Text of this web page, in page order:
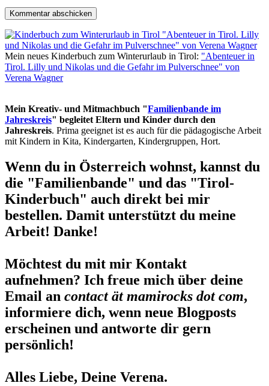
Mein neues Kinderbuch zum Winterurlaub in Tirol: "Abenteuer in
Tirol. Lilly und Nikolas und die Gefahr im Pulverschnee" von
Verena Wagner
Mein Kreativ- und Mitmachbuch "Familienbande im
Jahreskreis" begleitet Eltern und Kinder durch den
Jahreskreis. Prima geeignet ist es auch für die pädagogische Arbeit
mit Kindern in Kita, Kindergarten, Kindergruppen, Hort.
Wenn du in Österreich wohnst, kannst du
die "Familienbande" und das "Tirol-
Kinderbuch" auch direkt bei mir
bestellen. Damit unterstützt du meine
Arbeit! Danke!
Möchtest du mit mir Kontakt
aufnehmen? Ich freue mich über deine
Email an contact ät mamirocks dot com,
informiere dich, wenn neue Blogposts
erscheinen und antworte dir gern
persönlich!
Alles Liebe, Deine Verena.